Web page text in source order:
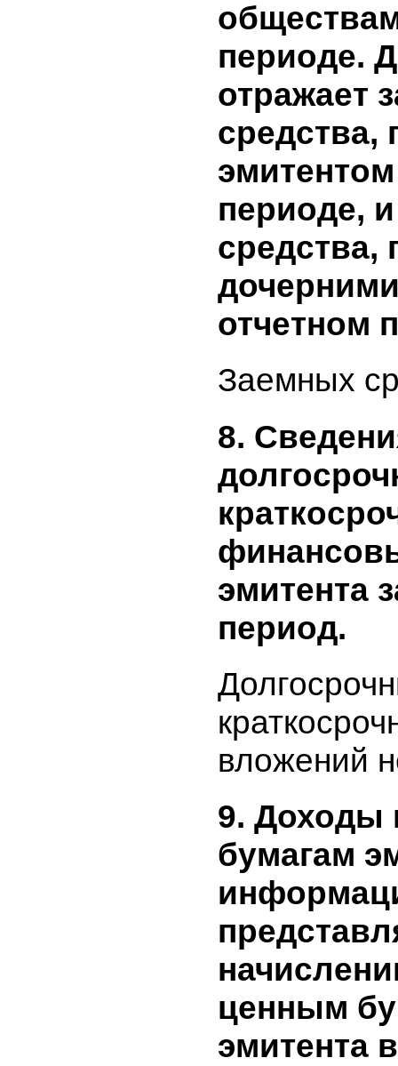
Средства
не
7.
его
периоде.
периоде,
Заемных
8.
период.